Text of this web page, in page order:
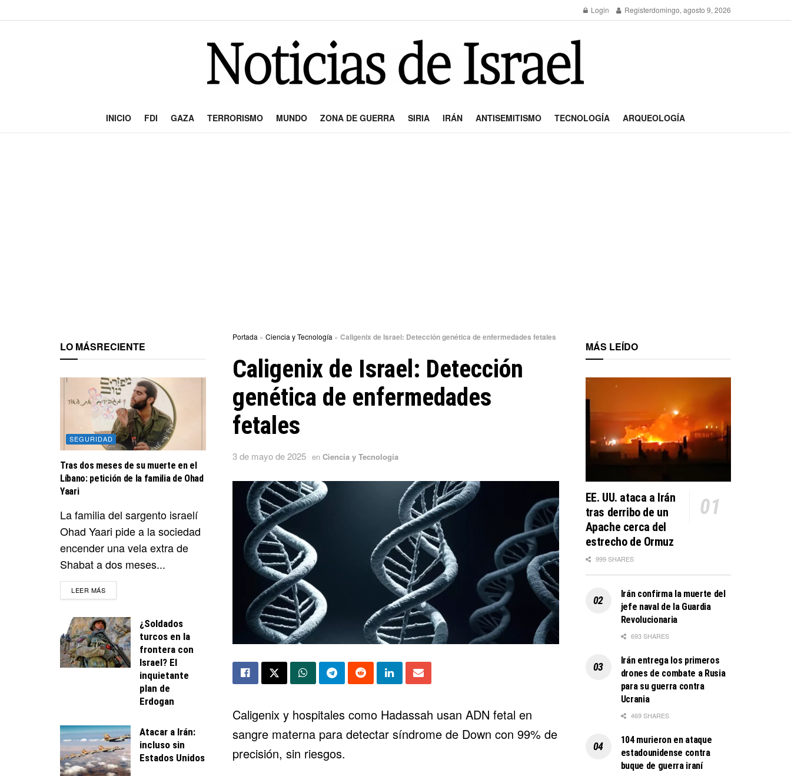
Login Registerdomingo, agosto 9, 2026
INICIO FDI GAZA TERRORISMO MUNDO ZONA DE GUERRA SIRIA IRÁN ANTISEMITISMO TECNOLOGÍA ARQUEOLOGÍA
Portada » Ciencia y Tecnología » Caligenix de Israel: Detección genética de enfermedades fetales
Caligenix de Israel: Detección
genética de enfermedades
fetales
3 de mayo de 2025 en Ciencia y Tecnología
Caligenix y hospitales como Hadassah usan ADN fetal en
sangre materna para detectar síndrome de Down con 99% de
precisión, sin riesgos.
LO MÁSRECIENTE
SEGURIDAD
Tras dos meses de su muerte en el
Líbano: petición de la familia de Ohad
Yaari
La familia del sargento israelí
Ohad Yaari pide a la sociedad
encender una vela extra de
Shabat a dos meses...
LEER MÁSDETAILS
¿Soldados
turcos en la
frontera con
Israel? El
inquietante
plan de
Erdogan
Atacar a Irán:
incluso sin
Estados Unidos
MÁS LEÍDO
EE. UU. ataca a Irán
tras derribo de un
Apache cerca del
estrecho de Ormuz
999 SHARES
Irán confirma la muerte del
jefe naval de la Guardia
Revolucionaria
693 SHARES
Irán entrega los primeros
drones de combate a Rusia
para su guerra contra
Ucrania
469 SHARES
104 murieron en ataque
estadounidense contra
buque de guerra iraní